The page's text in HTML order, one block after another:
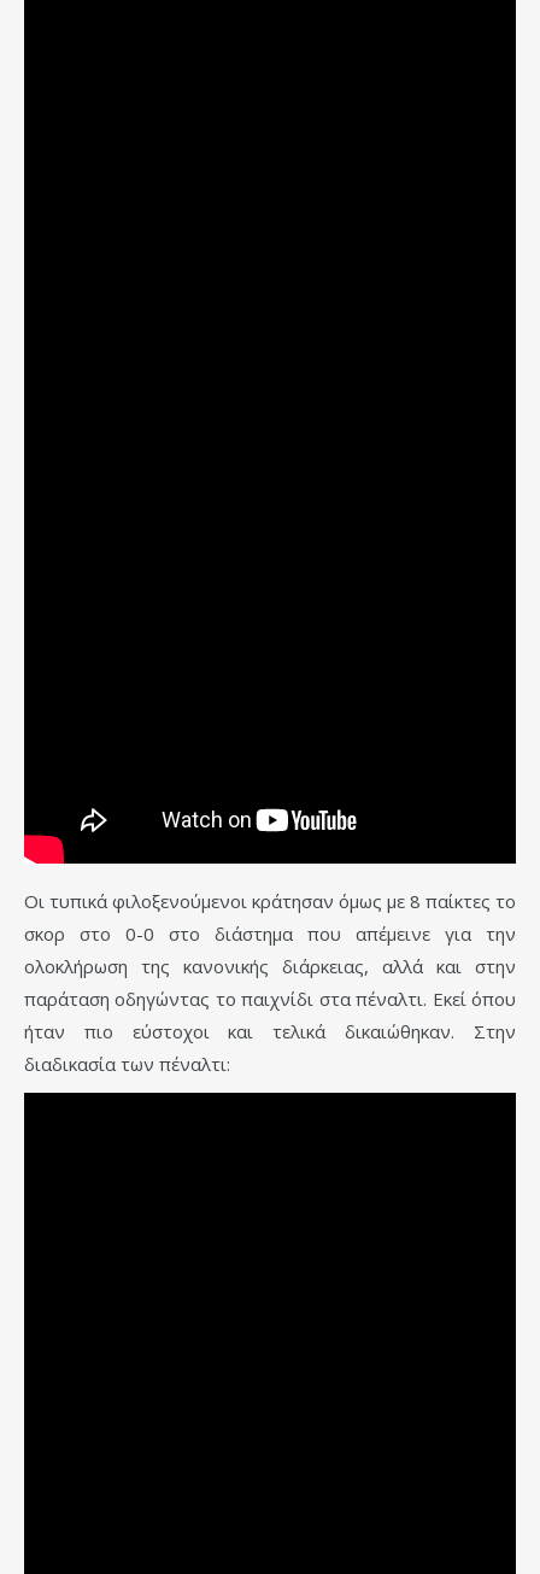
Οι τυπικά φιλοξενούμενοι κράτησαν όμως με 8 παίκτες το
σκορ στο 0-0 στο διάστημα που απέμεινε για την
ολοκλήρωση της κανονικής διάρκειας, αλλά και στην
παράταση οδηγώντας το παιχνίδι στα πέναλτι. Εκεί όπου
ήταν πιο εύστοχοι και τελικά δικαιώθηκαν. Στην
διαδικασία των πέναλτι: